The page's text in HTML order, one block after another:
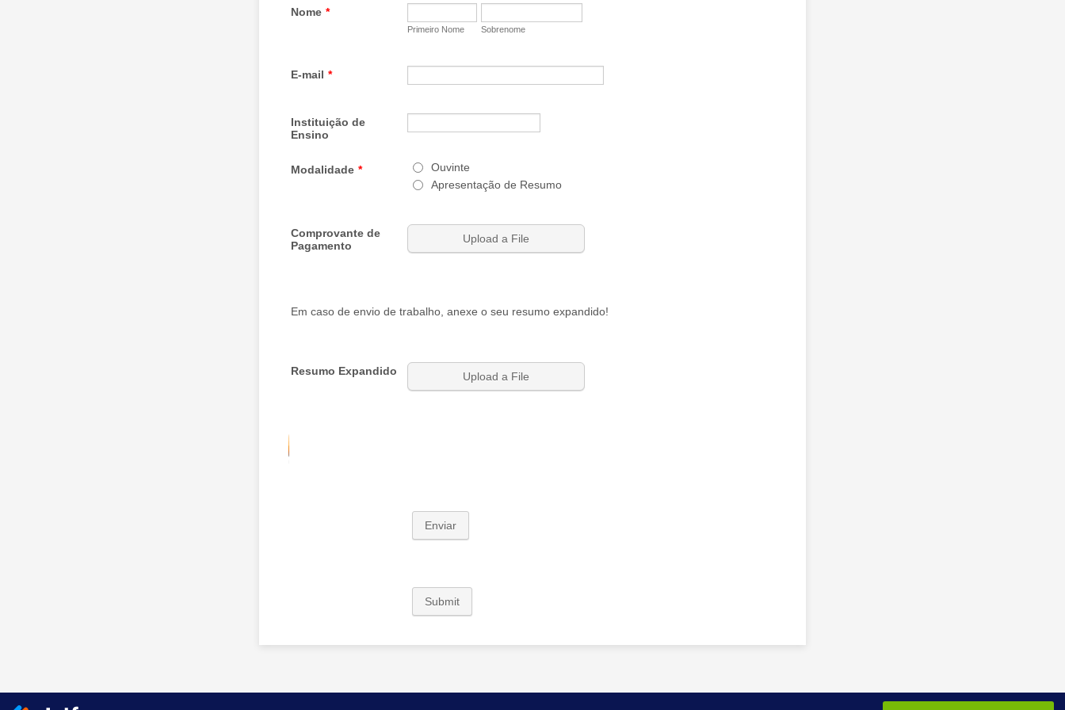
Nome *
Primeiro Nome Sobrenome
E-mail *
Instituição de
Ensino
Modalidade *
Ouvinte
Apresentação de Resumo
Comprovante de
Pagamento
Upload a File
Em caso de envio de trabalho, anexe o seu resumo expandido!
Resumo Expandido Upload a File
Enviar
Submit